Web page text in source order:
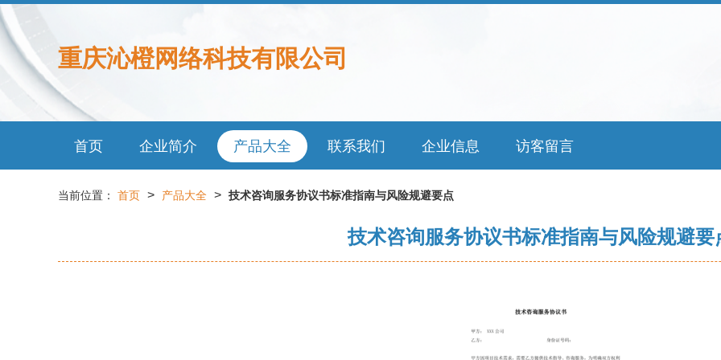
重庆沁橙网络科技有限公司
首页 企业简介 产品大全 联系我们 企业信息 访客留言
当前位置： 首页 > 产品大全 > 技术咨询服务协议书标准指南与风险规避要点
技术咨询服务协议书标准指南与风险规避要